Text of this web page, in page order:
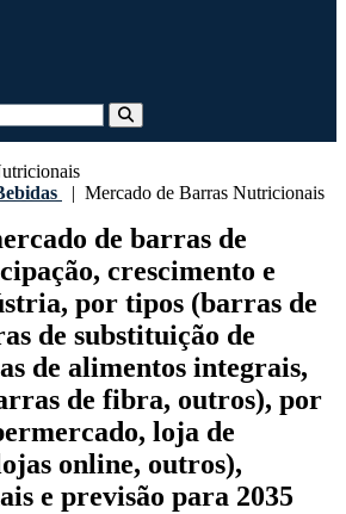
| Mercado de Barras Nutricionais
de barras de
crescimento e
por tipos (barras de
de substituição de
de alimentos integrais,
de fibra, outros), por
loja de
online, outros),
e previsão para 2035